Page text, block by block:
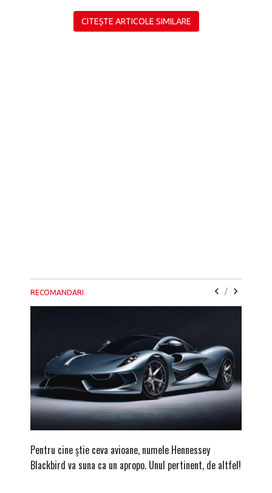
CITEȘTE ARTICOLE SIMILARE
RECOMANDARI /
Pentru cine știe ceva avioane, numele Hennessey
Blackbird va suna ca un apropo. Unul pertinent, de altfel!